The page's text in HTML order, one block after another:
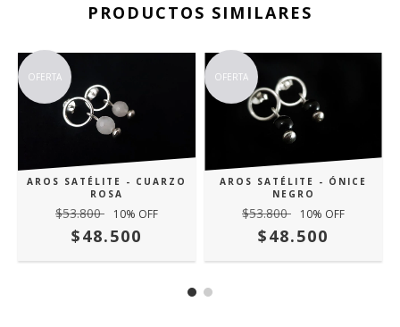
PRODUCTOS SIMILARES
OFERTA
AROS SATÉLITE - CUARZO
ROSA
$53.800 10% OFF
$48.500
OFERTA
AROS SATÉLITE - ÓNICE
NEGRO
$53.800 10% OFF
$48.500